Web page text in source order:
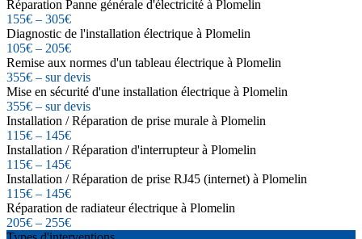
Réparation Panne générale d'électricité à Plomelin
155€ – 305€
Diagnostic de l'installation électrique à Plomelin
105€ – 205€
Remise aux normes d'un tableau électrique à Plomelin
355€ – sur devis
Mise en sécurité d'une installation électrique à Plomelin
355€ – sur devis
Installation / Réparation de prise murale à Plomelin
115€ – 145€
Installation / Réparation d'interrupteur à Plomelin
115€ – 145€
Installation / Réparation de prise RJ45 (internet) à Plomelin
115€ – 145€
Réparation de radiateur électrique à Plomelin
205€ – 255€